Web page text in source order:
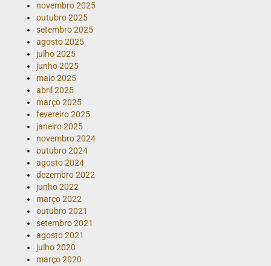
novembro 2025
outubro 2025
setembro 2025
agosto 2025
julho 2025
junho 2025
maio 2025
abril 2025
março 2025
fevereiro 2025
janeiro 2025
novembro 2024
outubro 2024
agosto 2024
dezembro 2022
junho 2022
março 2022
outubro 2021
setembro 2021
agosto 2021
julho 2020
março 2020